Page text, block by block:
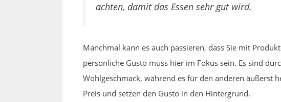
achten, damit das Essen sehr gut wird.
Manchmal kann es auch passieren, dass Sie mit
persönliche Gusto muss hier im Fokus sein. Es sind
Wohlgeschmack, während es für den anderen äußerst
Preis und setzen den Gusto in den Hintergrund.